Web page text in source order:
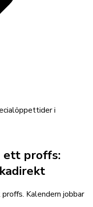
i
ett proffs:
Kalendern jobbar